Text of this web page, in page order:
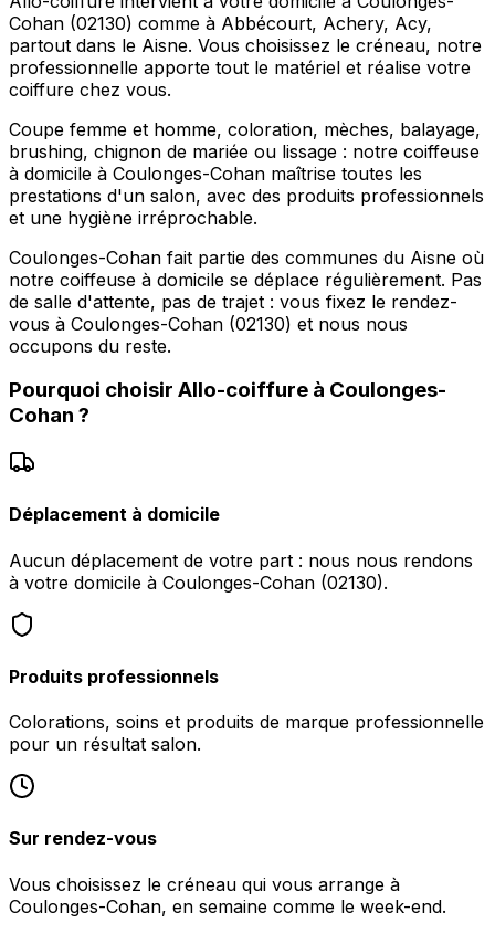
Cohan (02130) comme à Abbécourt, Achery, Acy,
partout dans le Aisne. Vous choisissez le créneau, notre
professionnelle apporte tout le matériel et réalise votre
coiffure chez vous.
Coupe femme et homme, coloration, mèches, balayage,
brushing, chignon de mariée ou lissage : notre coiffeuse
à domicile à Coulonges-Cohan maîtrise toutes les
prestations d'un salon, avec des produits professionnels
et une hygiène irréprochable.
Coulonges-Cohan fait partie des communes du Aisne où
notre coiffeuse à domicile se déplace régulièrement. Pas
de salle d'attente, pas de trajet : vous fixez le rendez-
vous à Coulonges-Cohan (02130) et nous nous
occupons du reste.
Pourquoi choisir Allo-coiffure à Coulonges-
Cohan ?
Déplacement à domicile
Aucun déplacement de votre part : nous nous rendons
à votre domicile à Coulonges-Cohan (02130).
Produits professionnels
Colorations, soins et produits de marque professionnelle
pour un résultat salon.
Sur rendez-vous
Vous choisissez le créneau qui vous arrange à
Coulonges-Cohan, en semaine comme le week-end.